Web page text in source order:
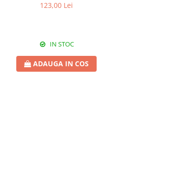
123,00 Lei
IN STOC
ADAUGA IN COS